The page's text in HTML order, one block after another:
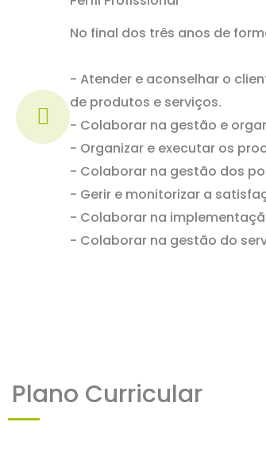
No final dos três anos de
- Atender e aconselhar o
de produtos e serviços.
- Colaborar na gestão e
- Organizar e executar os
- Colaborar na gestão dos
- Gerir e monitorizar a
- Colaborar na
- Colaborar na gestão do
Plano Curricular